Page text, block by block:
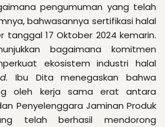
pengumuman yang telah
bahwasannya sertifikasi halal
tanggal 17 Oktober 2024 kemarin.
bagaimana komitmen
ekosistem industri halal
. Ibu Dita menegaskan bahwa
oleh kerja sama erat antara
Penyelenggara Jaminan Produk
telah berhasil mendorong